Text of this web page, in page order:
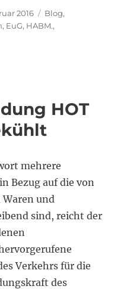
2016 Kategorien
Blog,
, EuG, HABM.,
HOT
mehrere
Bezug auf die von
und
sind, reicht der
Verkehrs für die
des